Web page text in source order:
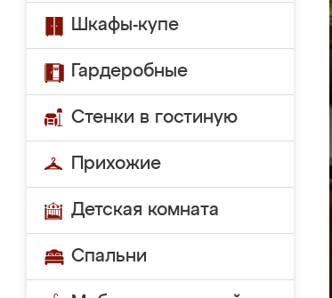
Шкафы-купе
Гардеробные
Стенки в гостиную
Прихожие
Детская комната
Спальни